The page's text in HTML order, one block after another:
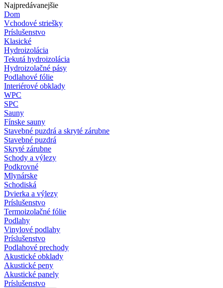
Najpredávanejšie
Dom
Vchodové striešky
Príslušenstvo
Klasické
Hydroizolácia
Tekutá hydroizolácia
Hydroizolačné pásy
Podlahové fólie
Interiérové obklady
WPC
SPC
Sauny
Fínske sauny
Stavebné puzdrá a skryté zárubne
Stavebné puzdrá
Skryté zárubne
Schody a výlezy
Podkrovné
Mlynárske
Schodiská
Dvierka a výlezy
Príslušenstvo
Termoizolačné fólie
Podlahy
Vinylové podlahy
Príslušenstvo
Podlahové prechody
Akustické obklady
Akustické peny
Akustické panely
Príslušenstvo